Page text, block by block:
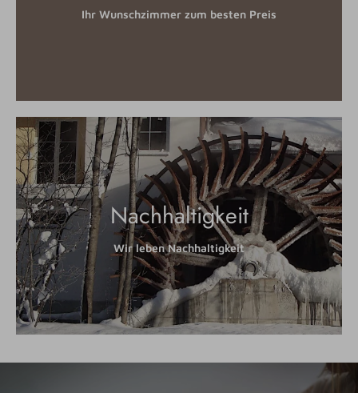
Ihr Wunschzimmer zum besten Preis
Nachhaltigkeit
Wir leben Nachhaltigkeit